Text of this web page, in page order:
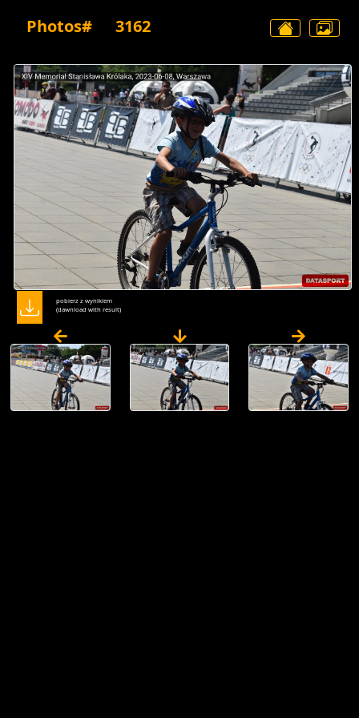
Photos# 3162
pobierz z wynikiem
(dawnload with result)